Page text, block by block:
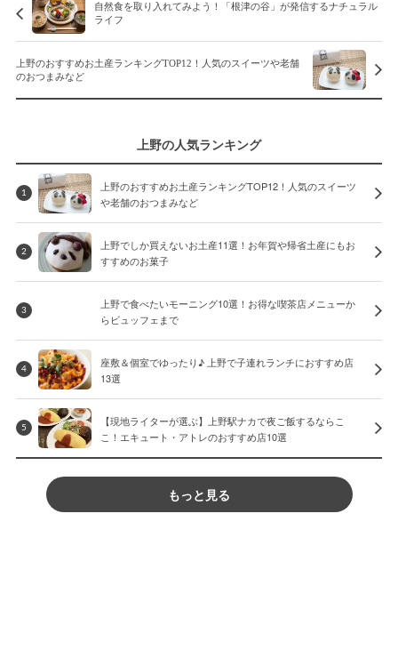
自然食を取り入れてみよう！「根津の谷」が発信するナチュラル
ライフ
上野のおすすめお土産ランキングTOP12！人気のスイーツや老舗
のおつまみなど
上野の人気ランキング
1
上野のおすすめお土産ランキングTOP12！人気のスイーツ
や老舗のおつまみなど
2
上野でしか買えないお土産11選！お年賀や帰省土産にもお
すすめのお菓子
3
上野で食べたいモーニング10選！お得な喫茶店メニューか
らビュッフェまで
4
座敷＆個室でゆったり♪ 上野で子連れランチにおすすめ店
13選
5
【現地ライターが選ぶ】上野駅ナカで夜ご飯するならこ
こ！エキュート・アトレのおすすめ店10選
もっと見る